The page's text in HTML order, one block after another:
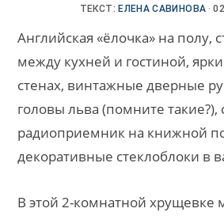
ТЕКСТ: ЕЛЕНА САВИНОВА ·
Английская «ёлочка» на полу,
между кухней и гостиной,
стенах, винтажные дверные
головы льва (помните такие?),
радиоприемник на книжной
декоративные стеклоблоки в
В этой 2-комнатной хрущевке